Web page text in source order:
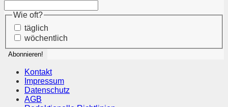
Wie oft?
täglich
wöchentlich
Kontakt
Impressum
Datenschutz
AGB